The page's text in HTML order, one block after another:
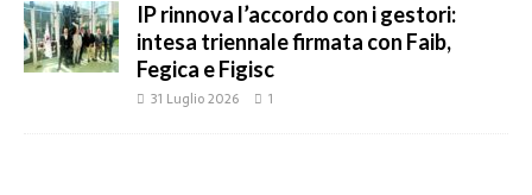
IP rinnova l’accordo con i gestori:
intesa triennale firmata con Faib,
Fegica e Figisc
31 Luglio 2026 1